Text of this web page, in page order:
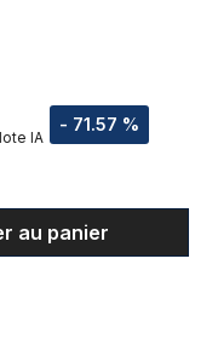
- 71.57 %
IA
la
au panier